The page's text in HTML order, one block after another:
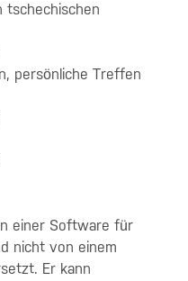
tschechischen
persönliche Treffen
einer Software für
nicht von einem
Er kann